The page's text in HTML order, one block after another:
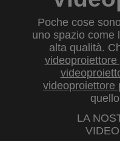
Poche cose
uno spazio come
alta qualità.
videoproiettore
videoproiettore
LA